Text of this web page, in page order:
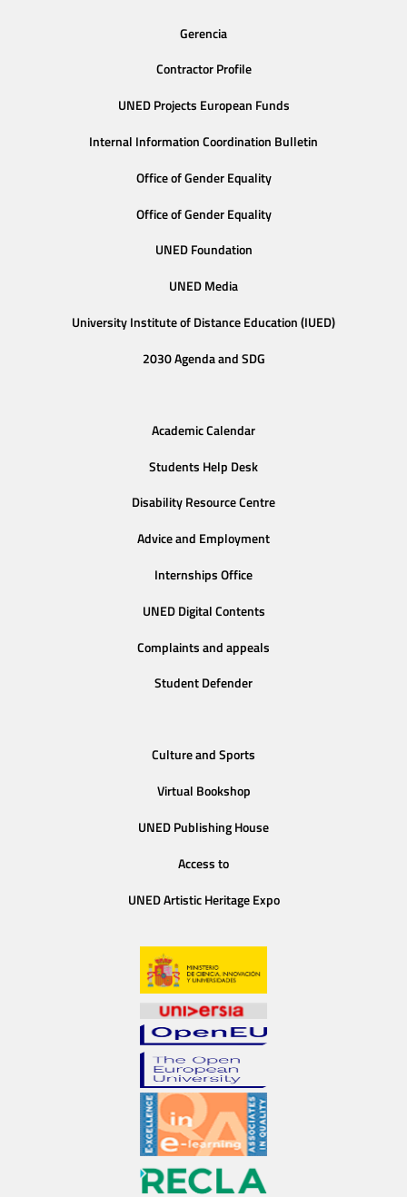
Gerencia
Contractor Profile
UNED Projects European Funds
Internal Information Coordination Bulletin
Office of Gender Equality
Office of Gender Equality
UNED Foundation
UNED Media
University Institute of Distance Education (IUED)
2030 Agenda and SDG
Academic Calendar
Students Help Desk
Disability Resource Centre
Advice and Employment
Internships Office
UNED Digital Contents
Complaints and appeals
Student Defender
Culture and Sports
Virtual Bookshop
UNED Publishing House
Access to
UNED Artistic Heritage Expo